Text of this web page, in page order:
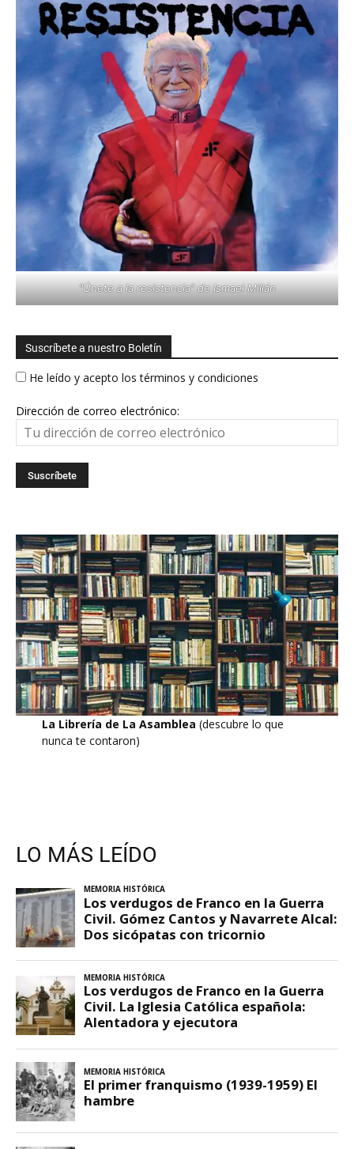
"Únete a la resistencia" de Ismael Millán
Suscríbete a nuestro Boletín
He leído y acepto los términos y condiciones
Dirección de correo electrónico:
La Librería de La Asamblea (descubre lo que
nunca te contaron)
LO MÁS LEÍDO